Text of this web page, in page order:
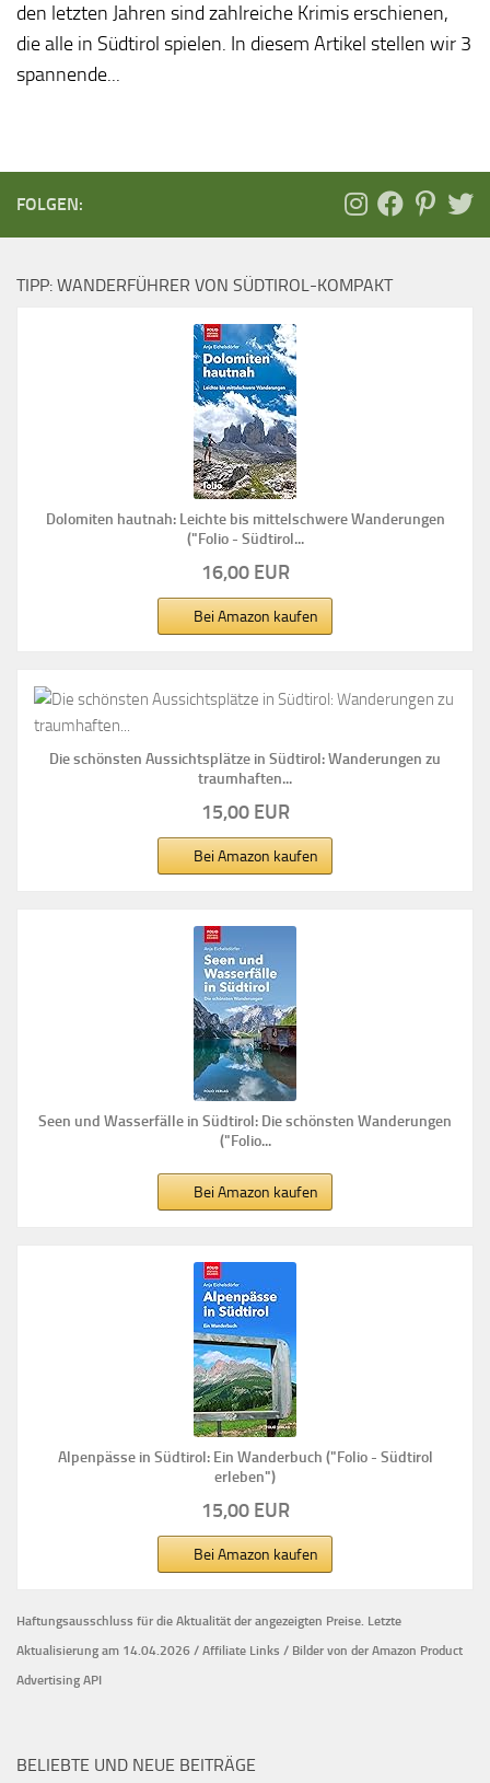
den letzten Jahren sind zahlreiche Krimis erschienen,
die alle in Südtirol spielen. In diesem Artikel stellen wir 3
spannende...
FOLGEN:
TIPP: WANDERFÜHRER VON SÜDTIROL-KOMPAKT
Dolomiten hautnah: Leichte bis mittelschwere Wanderungen
("Folio - Südtirol...
16,00 EUR
Bei Amazon kaufen
Die schönsten Aussichtsplätze in Südtirol: Wanderungen zu
traumhaften...
15,00 EUR
Bei Amazon kaufen
Seen und Wasserfälle in Südtirol: Die schönsten Wanderungen
("Folio...
Bei Amazon kaufen
Alpenpässe in Südtirol: Ein Wanderbuch ("Folio - Südtirol
erleben")
15,00 EUR
Bei Amazon kaufen
Haftungsausschluss für die Aktualität der angezeigten Preise. Letzte
Aktualisierung am 14.04.2026 / Affiliate Links / Bilder von der Amazon Product
Advertising API
BELIEBTE UND NEUE BEITRÄGE